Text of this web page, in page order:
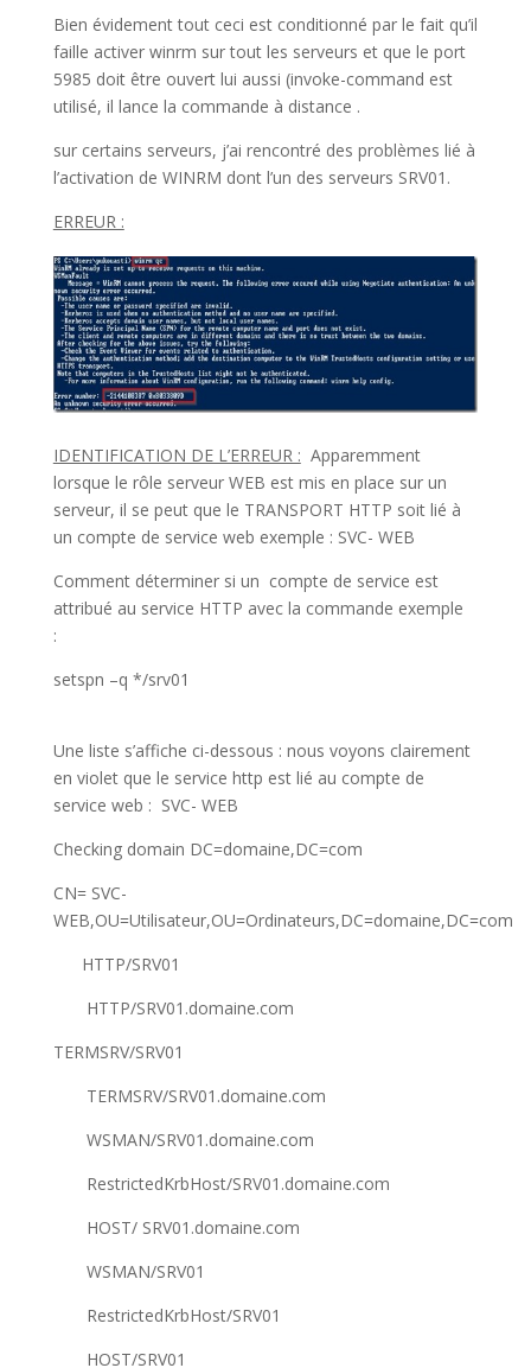
Bien évidement tout ceci est conditionné par le fait qu’il
faille activer winrm sur tout les serveurs et que le port
5985 doit être ouvert lui aussi (invoke-command est
utilisé, il lance la commande à distance .
sur certains serveurs, j’ai rencontré des problèmes lié à
l’activation de WINRM dont l’un des serveurs SRV01.
ERREUR :
IDENTIFICATION DE L’ERREUR : Apparemment
lorsque le rôle serveur WEB est mis en place sur un
serveur, il se peut que le TRANSPORT HTTP soit lié à
un compte de service web exemple : SVC- WEB
Comment déterminer si un compte de service est
attribué au service HTTP avec la commande exemple
:
setspn –q */srv01
Une liste s’affiche ci-dessous : nous voyons clairement
en violet que le service http est lié au compte de
service web : SVC- WEB
Checking domain DC=domaine,DC=com
CN= SVC-
WEB,OU=Utilisateur,OU=Ordinateurs,DC=domaine,DC=com
HTTP/SRV01
HTTP/SRV01.domaine.com
TERMSRV/SRV01
TERMSRV/SRV01.domaine.com
WSMAN/SRV01.domaine.com
RestrictedKrbHost/SRV01.domaine.com
HOST/ SRV01.domaine.com
WSMAN/SRV01
RestrictedKrbHost/SRV01
HOST/SRV01